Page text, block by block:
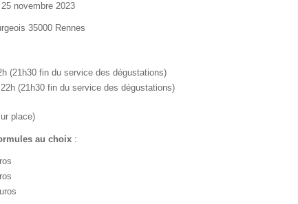
novembre 2023
35000 Rennes
(21h30 fin du service des dégustations)
(21h30 fin du service des dégustations)
place)
au choix :